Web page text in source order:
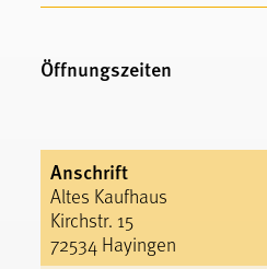
Öffnungszeiten
Anschrift
Altes Kaufhaus
Kirchstr. 15
72534 Hayingen